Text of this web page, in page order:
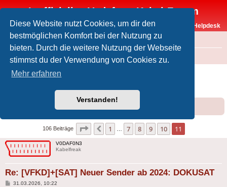
Diese Website nutzt Cookies, um dir den
bestmöglichen Komfort bei der Nutzung zu
bieten. Durch die weitere Nutzung der Webseite
stimmst du der Verwendung von Cookies zu.
Mehr erfahren
Verstanden!
Inoffizielles Vodafone-Kabel-Forum
Vodafone-Kabel-Helpdesk
FAQ
Foren-Übersicht Offtopic
[VFKD]+[SAT] Neuer Sender ab 2024:
106 Beiträge Seite 11 von11
Vorherige
1 7 8 9 10 11
V0DAF0N3
Kabelfreak
Re: [VFKD]+[SAT] Neuer Sender ab 2024: DOKUSAT
Beitrag
31.03.2026, 10:22